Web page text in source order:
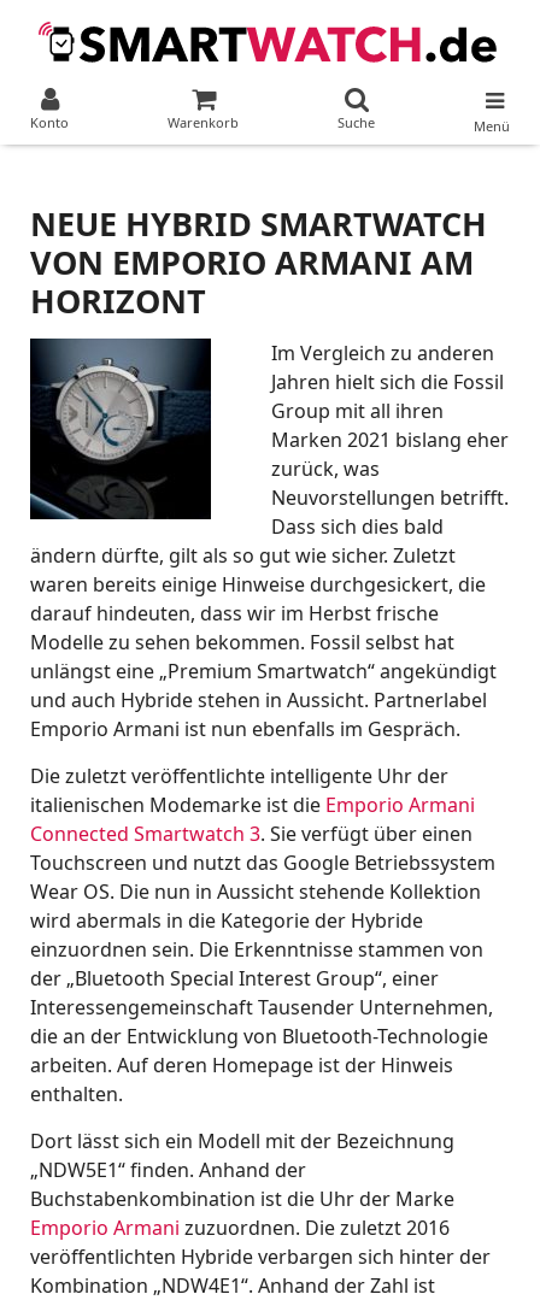
Konto Warenkorb Suche Menü
NEUE HYBRID SMARTWATCH
VON EMPORIO ARMANI AM
HORIZONT
Im Vergleich zu anderen
Jahren hielt sich die Fossil
Group mit all ihren
Marken 2021 bislang eher
zurück, was
Neuvorstellungen betrifft.
Dass sich dies bald
ändern dürfte, gilt als so gut wie sicher. Zuletzt
waren bereits einige Hinweise durchgesickert, die
darauf hindeuten, dass wir im Herbst frische
Modelle zu sehen bekommen. Fossil selbst hat
unlängst eine „Premium Smartwatch“ angekündigt
und auch Hybride stehen in Aussicht. Partnerlabel
Emporio Armani ist nun ebenfalls im Gespräch.
Die zuletzt veröffentlichte intelligente Uhr der
italienischen Modemarke ist die Emporio Armani
Connected Smartwatch 3. Sie verfügt über einen
Touchscreen und nutzt das Google Betriebssystem
Wear OS. Die nun in Aussicht stehende Kollektion
wird abermals in die Kategorie der Hybride
einzuordnen sein. Die Erkenntnisse stammen von
der „Bluetooth Special Interest Group“, einer
Interessengemeinschaft Tausender Unternehmen,
die an der Entwicklung von Bluetooth-Technologie
arbeiten. Auf deren Homepage ist der Hinweis
enthalten.
Dort lässt sich ein Modell mit der Bezeichnung
„NDW5E1“ finden. Anhand der
Buchstabenkombination ist die Uhr der Marke
Emporio Armani zuzuordnen. Die zuletzt 2016
veröffentlichten Hybride verbargen sich hinter der
Kombination „NDW4E1“. Anhand der Zahl ist